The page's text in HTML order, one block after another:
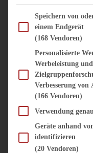
Im Folgenden finden Sie
Speichern von
einem Endgerät
(168 Vendoren)
Personalisierte
Werbeleistung
Verbesserung von
(166 Vendoren)
Verwendung
Geräte anhand
identifizieren
(20 Vendoren)